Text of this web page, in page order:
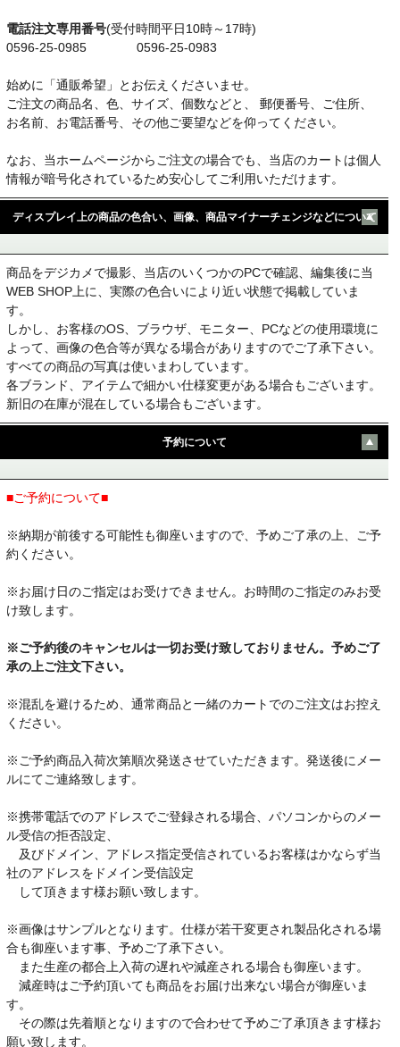
電話注文専用番号(受付時間平日10時～17時)
0596-25-0985 0596-25-0983
始めに「通販希望」とお伝えくださいませ。
ご注文の商品名、色、サイズ、個数などと、 郵便番号、ご住所、
お名前、お電話番号、その他ご要望などを仰ってください。
なお、当ホームページからご注文の場合でも、当店のカートは個人
情報が暗号化されているため安心してご利用いただけます。
ディスプレイ上の商品の色合い、画像、商品マイナーチェンジなどについて
商品をデジカメで撮影、当店のいくつかのPCで確認、編集後に当
WEB SHOP上に、実際の色合いにより近い状態で掲載していま
す。
しかし、お客様のOS、ブラウザ、モニター、PCなどの使用環境に
よって、画像の色合等が異なる場合がありますのでご了承下さい。
すべての商品の写真は使いまわしています。
各ブランド、アイテムで細かい仕様変更がある場合もございます。
新旧の在庫が混在している場合もございます。
予約について
■ご予約について■
※納期が前後する可能性も御座いますので、予めご了承の上、ご予
約ください。
※お届け日のご指定はお受けできません。お時間のご指定のみお受
け致します。
※ご予約後のキャンセルは一切お受け致しておりません。予めご了
承の上ご注文下さい。
※混乱を避けるため、通常商品と一緒のカートでのご注文はお控え
ください。
※ご予約商品入荷次第順次発送させていただきます。発送後にメー
ルにてご連絡致します。
※携帯電話でのアドレスでご登録される場合、パソコンからのメー
ル受信の拒否設定、
及びドメイン、アドレス指定受信されているお客様はかならず当
社のアドレスをドメイン受信設定
して頂きます様お願い致します。
※画像はサンプルとなります。仕様が若干変更され製品化される場
合も御座います事、予めご了承下さい。
また生産の都合上入荷の遅れや減産される場合も御座います。
減産時はご予約頂いても商品をお届け出来ない場合が御座いま
す。
その際は先着順となりますので合わせて予めご了承頂きます様お
願い致します。